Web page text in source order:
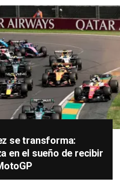
se transforma:
en el sueño de recibir